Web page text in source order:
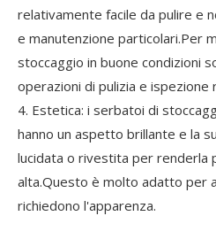
relativamente facile da pulire e
e manutenzione particolari.Per
stoccaggio in buone condizioni
operazioni di pulizia e ispezione
4. Estetica: i serbatoi di
hanno un aspetto brillante e la
lucidata o rivestita per renderla
alta.Questo è molto adatto per
richiedono l'apparenza.